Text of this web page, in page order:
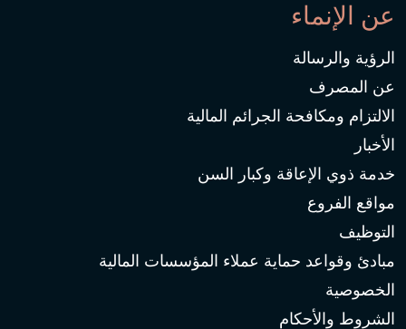
عن الإنماء
الرؤية والرسالة
عن المصرف
الالتزام ومكافحة الجرائم المالية
الأخبار
خدمة ذوي الإعاقة وكبار السن
مواقع الفروع
التوظيف
مبادئ وقواعد حماية عملاء المؤسسات المالية
الخصوصية
الشروط والأحكام